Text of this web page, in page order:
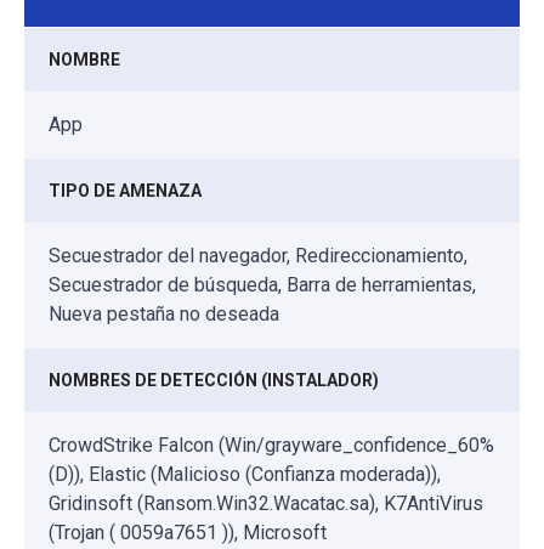
NOMBRE
App
TIPO DE AMENAZA
Secuestrador del navegador, Redireccionamiento,
Secuestrador de búsqueda, Barra de herramientas,
Nueva pestaña no deseada
NOMBRES DE DETECCIÓN (INSTALADOR)
CrowdStrike Falcon (Win/grayware_confidence_60%
(D)), Elastic (Malicioso (Confianza moderada)),
Gridinsoft (Ransom.Win32.Wacatac.sa), K7AntiVirus
(Trojan ( 0059a7651 )), Microsoft